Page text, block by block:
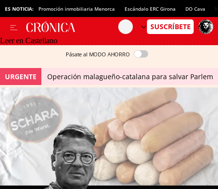
ES NOTICIA: Promoción inmobiliaria Menorca Escándalo ERC Girona DO Cava
Leer en Castellano
Pásate al MODO AHORRO
URGENTE Operación malagueño-catalana para salvar Parlem